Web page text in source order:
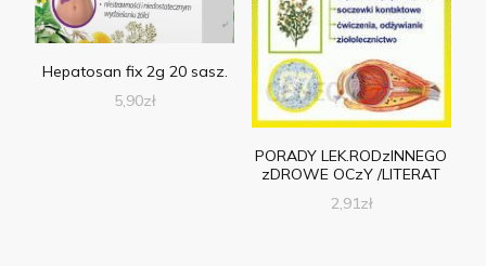
Hepatosan fix 2g 20 sasz.
5,90zł
PORADY LEK.RODzINNEGO
zDROWE OCzY /LITERAT
2,91zł